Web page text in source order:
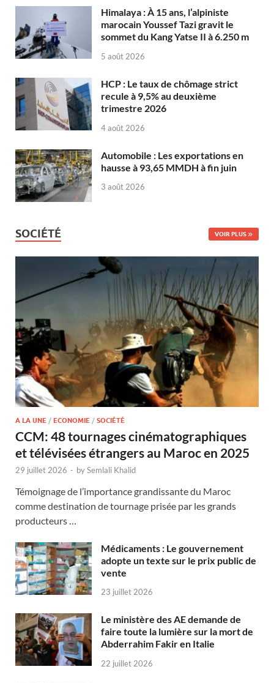
Himalaya : À 15 ans, l’alpiniste
marocain Youssef Tazi gravit le
sommet du Kang Yatse II à 6.250 m
5 août 2026
HCP : Le taux de chômage strict
recule à 9,5% au deuxième
trimestre 2026
4 août 2026
Automobile : Les exportations en
hausse à 93,65 MMDH à fin juin
3 août 2026
SOCIÉTÉ VOIR PLUS
A LA UNE / ECONOMIE / SOCIÉTÉ
CCM: 48 tournages cinématographiques
et télévisées étrangers au Maroc en 2025
29 juillet 2026 - bySemlali Khalid
Témoignage de l’importance grandissante du Maroc
comme destination de tournage prisée par les grands
producteurs …
Médicaments : Le gouvernement
adopte un texte sur le prix public de
vente
23 juillet 2026
Le ministère des AE demande de
faire toute la lumière sur la mort de
Abderrahim Fakir en Italie
22 juillet 2026